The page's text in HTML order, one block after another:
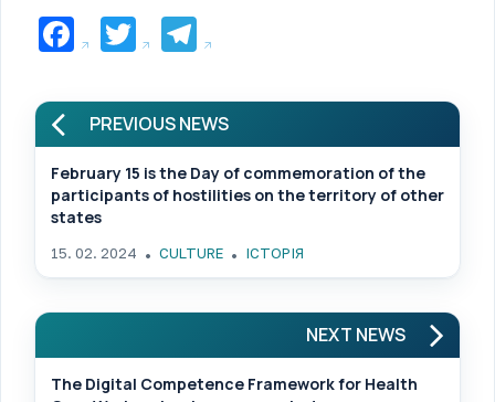
Facebook
TwitterTelegram
PREVIOUS NEWS
February 15 is the Day of commemoration of the
participants of hostilities on the territory of other
states
15. 02. 2024 CULTURE ІСТОРІЯ
NEXT NEWS
The Digital Competence Framework for Health